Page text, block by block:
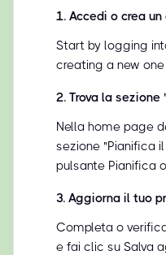
1. Accedi o crea
Start by logging
creating a new
2. Trova la
Nella home page
sezione "Pianifica
pulsante Pianifica
3. Aggiorna il tuo
Completa o
e fai clic su Salva